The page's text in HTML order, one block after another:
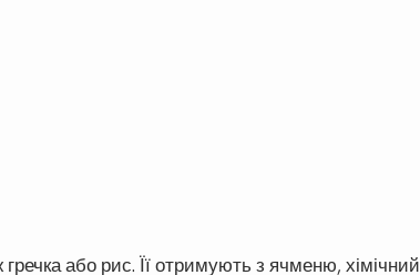
або рис. Її отримують з ячменю, хімічний